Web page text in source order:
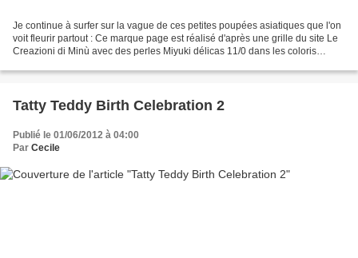
Je continue à surfer sur la vague de ces petites poupées asiatiques que l'on
voit fleurir partout : Ce marque page est réalisé d'après une grille du site Le
Creazioni di Minù avec des perles Miyuki délicas 11/0 dans les coloris
Tatty Teddy Birth Celebration 2
Publié le 01/06/2012 à 04:00
Par Cecile